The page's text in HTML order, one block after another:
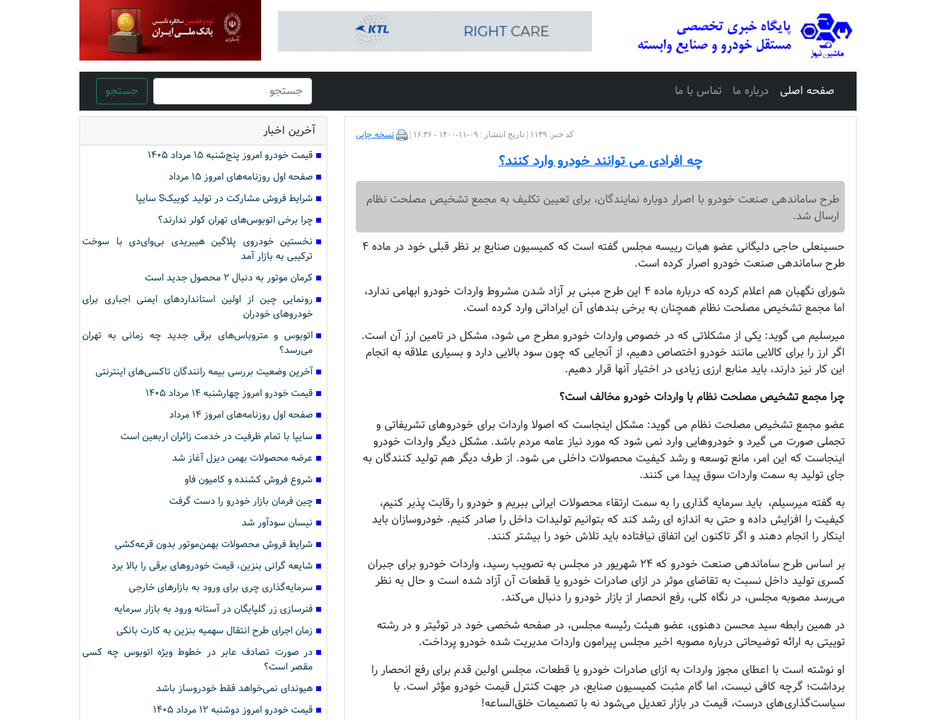
صفحه اصلی درباره ما تماس با ما جستجو
کد خبر: ۱۱۴۹ | تاریخ انتشار : ۰۹-۱۱-۱۴۰۰ - ۱۶:۳۶ | نسخه چاپی
چه افرادی می توانند خودرو وارد کنند؟
طرح ساماندهی صنعت خودرو با اصرار دوباره نمایندگان، برای تعیین تکلیف به مجمع تشخیص مصلحت نظام
ارسال شد.
حسینعلی حاجی دلیگانی عضو هیات رییسه مجلس گفته است که کمیسیون صنایع بر نظر قبلی خود در ماده ۴
طرح ساماندهی صنعت خودرو اصرار کرده است.
شورای نگهبان هم اعلام کرده که درباره ماده ۴ این طرح مبنی بر آزاد شدن مشروط واردات خودرو ابهامی ندارد،
اما مجمع تشخیص مصلحت نظام همچنان به برخی بند‌های آن ایراداتی وارد کرده است.
میرسلیم می گوید: یکی از مشکلاتی که در خصوص واردات خودرو مطرح می شود، مشکل در تامین ارز آن است.
اگر ارز را برای کالایی مانند خودرو اختصاص دهیم، از آنجایی که چون سود بالایی دارد و بسیاری علاقه به انجام
این کار نیز دارند، باید منابع ارزی زیادی در اختیار آنها قرار دهیم.
چرا مجمع تشخیص مصلحت نظام با واردات خودرو مخالف است؟
عضو مجمع تشخیص مصلحت نظام می گوید: مشکل اینجاست که اصولا واردات برای خودروهای تشریفاتی و
تجملی صورت می گیرد و خودروهایی وارد نمی شود که مورد نیاز عامه مردم باشد. مشکل دیگر واردات خودرو
اینجاست که این امر، مانع توسعه و رشد کیفیت محصولات داخلی می شود. از طرف دیگر هم تولید کنندگان به
جای تولید به سمت واردات سوق پیدا می کنند.
به گفته میرسیلم، باید سرمایه گذاری را به سمت ارتقاء محصولات ایرانی ببریم و خودرو را رقابت پذیر کنیم،
کیفیت را افزایش داده و حتی به اندازه ای رشد کند که بتوانیم تولیدات داخل را صادر کنیم. خودروسازان باید
اینکار را انجام دهند و اگر تاکنون این اتفاق نیافتاده باید تلاش خود را بیشتر کنند.
بر اساس طرح ساماندهی صنعت خودرو که ۲۴ شهریور در مجلس به تصویب رسید، واردات خودرو برای جبران
کسری تولید داخل نسبت به تقاضای موثر در ازای صادرات خودرو یا قطعات آن آزاد شده است و حال به نظر
می‌رسد مصوبه مجلس، در نگاه کلی، رفع انحصار از بازار خودرو را دنبال می‌کند.
در همین رابطه سید محسن دهنوی، عضو هیئت رئیسه مجلس، در صفحه شخصی خود در توئیتر و در رشته
توییتی به ارائه توضیحاتی درباره مصوبه اخیر مجلس پیرامون واردات مدیریت شده خودرو پرداخت.
او نوشته است با اعطای مجوز واردات به ازای صادرات خودرو یا قطعات، مجلس اولین قدم برای رفع ⁧‫انحصار‬⁩ را
برداشت؛ گرچه کافی نیست، اما گام مثبت کمیسیون صنایع، در جهت کنترل قیمت خودرو مؤثر است. با
سیاست‌گذاری‌های درست، قیمت در بازار تعدیل می‌شود نه با تصمیمات خلق‌الساعه!
آخرین اخبار
قیمت خودرو امروز پنج‌شنبه ۱۵ مرداد ۱۴۰۵
صفحه اول روزنامه‌های امروز ۱۵ مرداد
شرایط فروش مشارکت در تولید کوییکS سایپا
چرا برخی اتوبوس‌های تهران کولر ندارند؟
نخستین خودروی پلاگین هیبریدی بی‌وای‌دی با سوخت
ترکیبی به بازار آمد
کرمان موتور به دنبال ۲ محصول جدید است
رونمایی چین از اولین استانداردهای ایمنی اجباری برای
خودروهای خودران
اتوبوس و متروباس‌های برقی جدید چه زمانی به تهران
می‌رسد؟
آخرین وضعیت بررسی بیمه رانندگان تاکسی‌های اینترنتی
قیمت خودرو امروز چهارشنبه ۱۴ مرداد ۱۴۰۵
صفحه اول روزنامه‌های امروز ۱۴ مرداد
سایپا با تمام ظرفیت در خدمت زائران اربعین است
عرضه محصولات بهمن دیزل آغاز شد
شروع فروش کشنده و کامیون فاو
چین فرمان بازار خودرو را دست گرفت
نیسان سودآور شد
شرایط فروش محصولات بهمن‌موتور بدون قرعه‌کشی
شایعه گرانی بنزین، قیمت خودروهای برقی را بالا برد
سرمایه‌گذاری چری برای ورود به بازارهای خارجی
فنرسازی زر گلپایگان در آستانه ورود به بازار سرمایه
زمان اجرای طرح انتقال سهمیه بنزین به کارت بانکی
در صورت تصادف عابر در خطوط ویژه اتوبوس چه کسی
مقصر است؟
هیوندای نمی‌خواهد فقط خودروساز باشد
قیمت خودرو امروز دوشنبه ۱۲ مرداد ۱۴۰۵